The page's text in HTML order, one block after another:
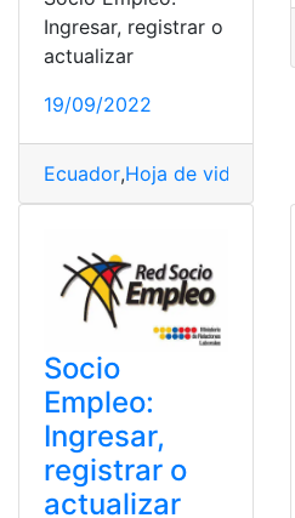
Ingresar, registrar o
actualizar
19/09/2022
Ecuador,Hoja de vida
Socio
Empleo:
Ingresar,
registrar o
actualizar